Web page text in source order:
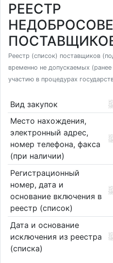
РЕЕСТР
Реестр (список) поставщиков
временно не допускаемых
участию в процедурах
Вид закупок
Место нахождения,
электронный адрес,
номер телефона, факса
(при наличии)
Регистрационный
номер, дата и
основание включения в
реестр (список)
Дата и основание
исключения из реестра
(списка)